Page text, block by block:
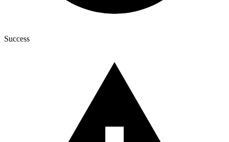
Success